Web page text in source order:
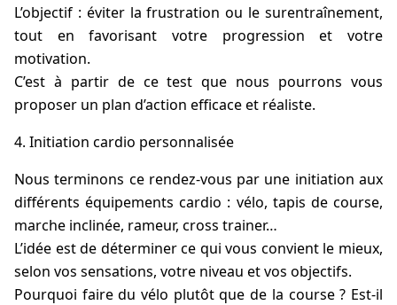
L’objectif : éviter la frustration ou le surentraînement,
tout en favorisant votre progression et votre
motivation.
C’est à partir de ce test que nous pourrons vous
proposer un plan d’action efficace et réaliste.
Initiation cardio personnalisée
Nous terminons ce rendez-vous par une initiation aux
différents équipements cardio : vélo, tapis de course,
marche inclinée, rameur, cross trainer…
L’idée est de déterminer ce qui vous convient le mieux,
selon vos sensations, votre niveau et vos objectifs.
Pourquoi faire du vélo plutôt que de la course ? Est-il